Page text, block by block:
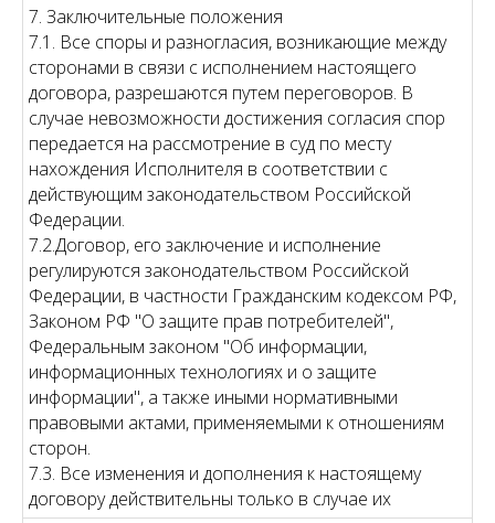
7. Заключительные положения
7.1. Все споры и разногласия, возникающие между
сторонами в связи с исполнением настоящего
договора, разрешаются путем переговоров. В
случае невозможности достижения согласия спор
передается на рассмотрение в суд по месту
нахождения Исполнителя в соответствии с
действующим законодательством Российской
Федерации.
7.2.Договор, его заключение и исполнение
регулируются законодательством Российской
Федерации, в частности Гражданским кодексом РФ,
Законом РФ "О защите прав потребителей",
Федеральным законом "Об информации,
информационных технологиях и о защите
информации", а также иными нормативными
правовыми актами, применяемыми к отношениям
сторон.
7.3. Все изменения и дополнения к настоящему
договору действительны только в случае их